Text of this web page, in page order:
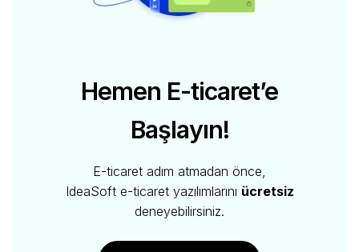
Hemen E-ticaret’e
Başlayın!
E-ticaret adım atmadan önce,
IdeaSoft e-ticaret yazılımlarını ücretsiz
deneyebilirsiniz.